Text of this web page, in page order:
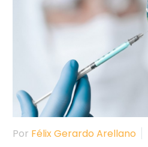
Por Félix Gerardo Arellano